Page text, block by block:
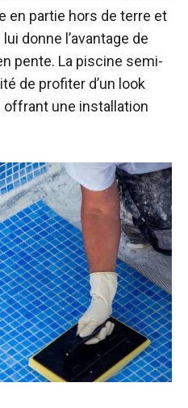
en partie hors de terre et
donne l’avantage de
pente. La piscine semi-
de profiter d’un look
une installation